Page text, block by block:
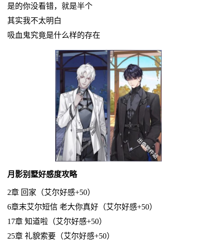
是的你没看错，就是半个
其实我不太明白
吸血鬼究竟是什么样的存在
月影别墅好感度攻略
2章 回家（艾尔好感+50）
6章末艾尔短信 老大你真好（艾尔好感+50）
17章 知道啦（艾尔好感+50）
25章 礼貌索要（艾尔好感+50）